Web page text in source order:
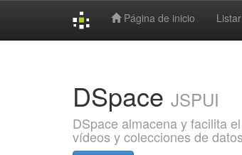
Página de inicio Listar
DSpace JSPUI
DSpace almacena y facilita
vídeos y colecciones de